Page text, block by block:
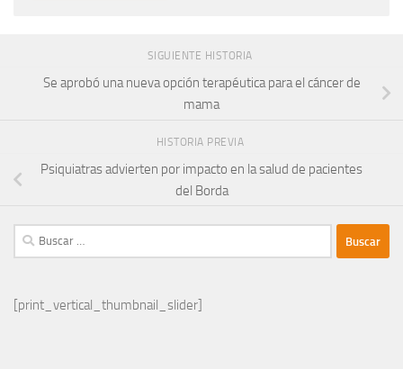
SIGUIENTE HISTORIA
Se aprobó una nueva opción terapéutica para el cáncer de
mama
HISTORIA PREVIA
Psiquiatras advierten por impacto en la salud de pacientes
del Borda
Buscar:
[print_vertical_thumbnail_slider]